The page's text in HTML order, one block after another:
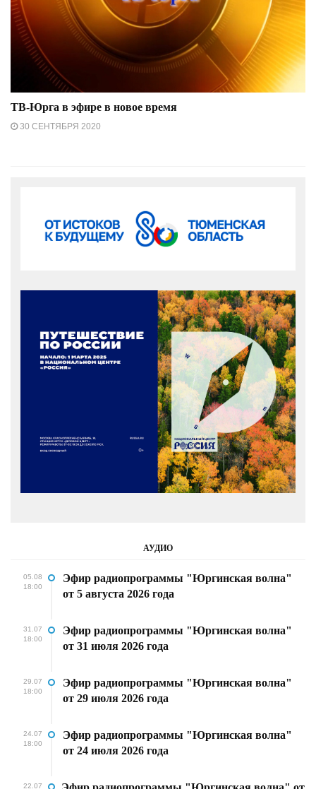
ТВ-Юрга в эфире в новое время
30 СЕНТЯБРЯ 2020
АУДИО
05.08
18:00
Эфир радиопрограммы "Юргинская волна"
от 5 августа 2026 года
31.07
18:00
Эфир радиопрограммы "Юргинская волна"
от 31 июля 2026 года
29.07
18:00
Эфир радиопрограммы "Юргинская волна"
от 29 июля 2026 года
24.07
18:00
Эфир радиопрограммы "Юргинская волна"
от 24 июля 2026 года
22.07